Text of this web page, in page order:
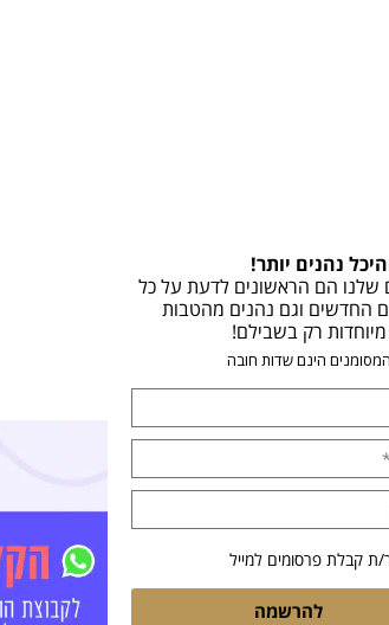
נהנים יותר!
שלנו הם הראשונים לדעת על כל
החדשים וגם נהנים מהטבות
רק בשבילם!
הינם שדות חובה
קבלת פרסומים למייל
להרשמה